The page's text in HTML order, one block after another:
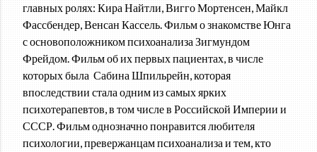
главных ролях: Кира Найтли, Вигго Мортенсен, Майкл
Фассбендер, Венсан Кассель. Фильм о знакомстве Юнга
с основоположником психоанализа Зигмундом
Фрейдом. Фильм об их первых пациентах, в числе
которых была Сабина Шпильрейн, которая
впоследствии стала одним из самых ярких
психотерапевтов, в том числе в Российской Империи и
СССР. Фильм однозначно понравится любителя
психологии, превержанцам психоанализа и тем, кто